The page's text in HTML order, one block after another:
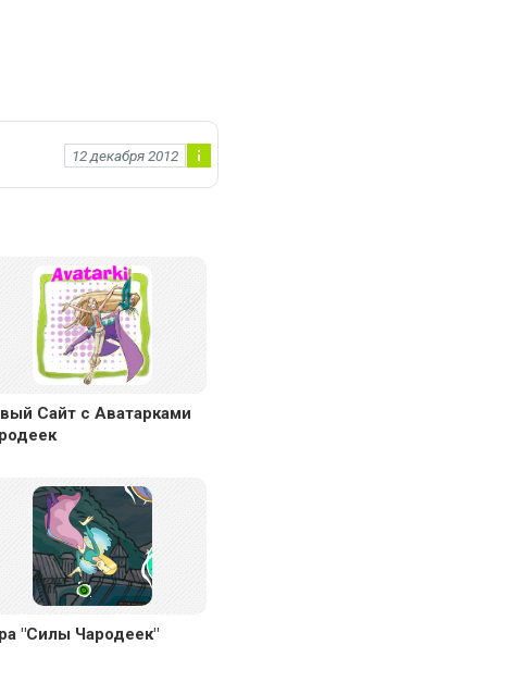
12 декабря 2012
Сайт с Аватарками
"Силы Чародеек"